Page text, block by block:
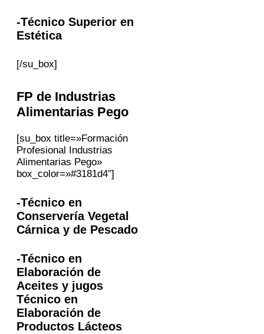
-Técnico Superior en
Estética
[/su_box]
FP de Industrias
Alimentarias Pego
[su_box title=»Formación
Profesional Industrias
Alimentarias Pego»
box_color=»#3181d4″]
-Técnico en
Conservería Vegetal
Cárnica y de Pescado
-Técnico en
Elaboración de
Aceites y jugos
Técnico en
Elaboración de
Productos Lácteos